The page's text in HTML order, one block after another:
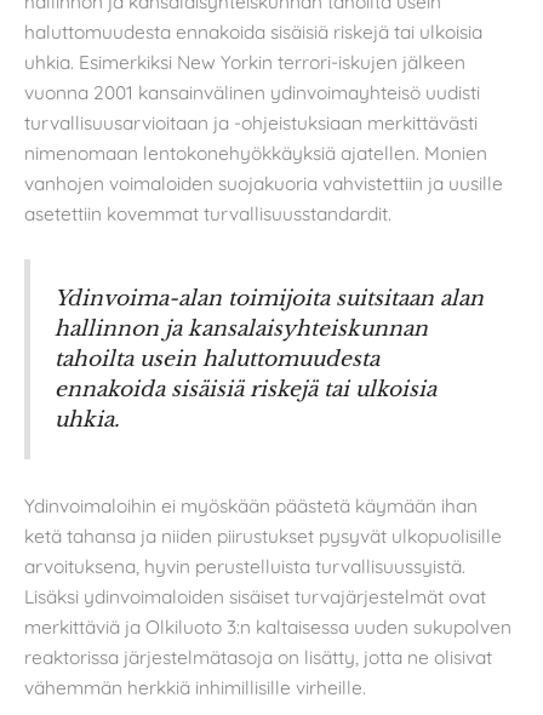
haluttomuudesta ennakoida sisäisiä riskejä tai ulkoisia
uhkia. Esimerkiksi New Yorkin terrori-iskujen jälkeen
vuonna 2001 kansainvälinen ydinvoimayhteisö uudisti
turvallisuusarvioitaan ja -ohjeistuksiaan merkittävästi
nimenomaan lentokonehyökkäyksiä ajatellen. Monien
vanhojen voimaloiden suojakuoria vahvistettiin ja uusille
asetettiin kovemmat turvallisuusstandardit.
Ydinvoima-alan toimijoita suitsitaan alan
hallinnon ja kansalaisyhteiskunnan
tahoilta usein haluttomuudesta
ennakoida sisäisiä riskejä tai ulkoisia
uhkia.
Ydinvoimaloihin ei myöskään päästetä käymään ihan
ketä tahansa ja niiden piirustukset pysyvät ulkopuolisille
arvoituksena, hyvin perustelluista turvallisuussyistä.
Lisäksi ydinvoimaloiden sisäiset turvajärjestelmät ovat
merkittäviä ja Olkiluoto 3:n kaltaisessa uuden sukupolven
reaktorissa järjestelmätasoja on lisätty, jotta ne olisivat
vähemmän herkkiä inhimillisille virheille.